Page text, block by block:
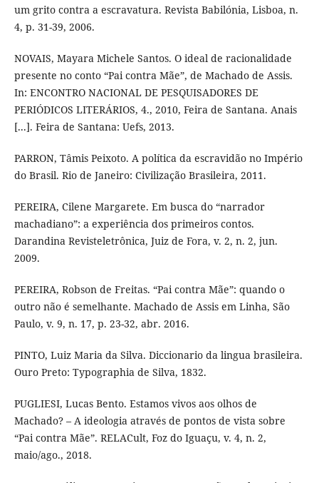
um grito contra a escravatura. Revista Babilónia, Lisboa, n.
4, p. 31-39, 2006.
NOVAIS, Mayara Michele Santos. O ideal de racionalidade
presente no conto “Pai contra Mãe”, de Machado de Assis.
In: ENCONTRO NACIONAL DE PESQUISADORES DE
PERIÓDICOS LITERÁRIOS, 4., 2010, Feira de Santana. Anais
[...]. Feira de Santana: Uefs, 2013.
PARRON, Tâmis Peixoto. A política da escravidão no Império
do Brasil. Rio de Janeiro: Civilização Brasileira, 2011.
PEREIRA, Cilene Margarete. Em busca do “narrador
machadiano”: a experiência dos primeiros contos.
Darandina Revisteletrônica, Juiz de Fora, v. 2, n. 2, jun.
2009.
PEREIRA, Robson de Freitas. “Pai contra Mãe”: quando o
outro não é semelhante. Machado de Assis em Linha, São
Paulo, v. 9, n. 17, p. 23-32, abr. 2016.
PINTO, Luiz Maria da Silva. Diccionario da lingua brasileira.
Ouro Preto: Typographia de Silva, 1832.
PUGLIESI, Lucas Bento. Estamos vivos aos olhos de
Machado? – A ideologia através de pontos de vista sobre
“Pai contra Mãe”. RELACult, Foz do Iguaçu, v. 4, n. 2,
maio/ago., 2018.